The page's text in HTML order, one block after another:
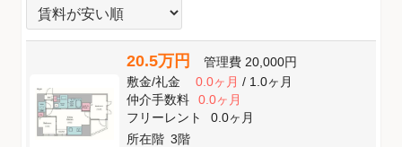
20.5万円 管理費 20,000円
敷金/礼金 0.0ヶ月/ 1.0ヶ月
仲介手数料
0.0ヶ月
フリーレント
0.0ヶ月
所在階 3階